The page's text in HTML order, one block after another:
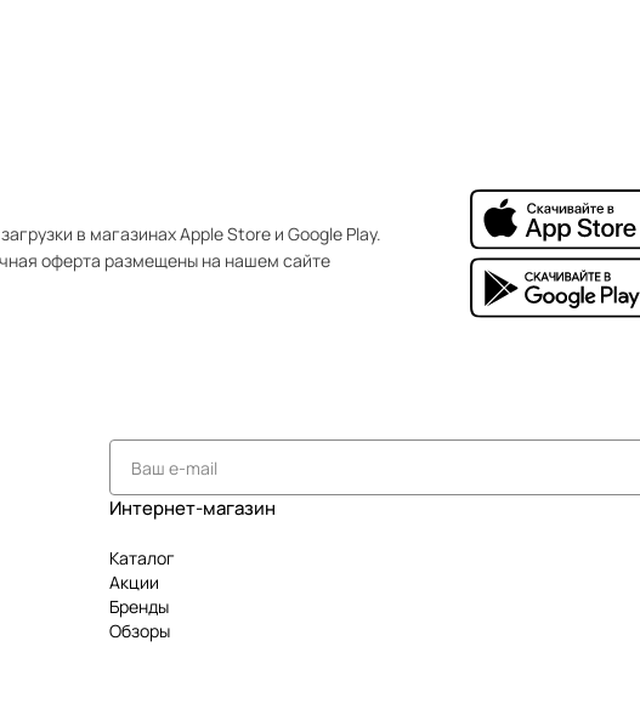
в магазинах Apple Store и Google Play.
оферта размещены на нашем сайте
Интернет-магазин
Каталог
Акции
Бренды
Обзоры